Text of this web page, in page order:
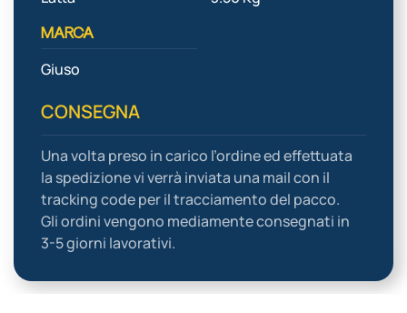
MARCA
Giuso
CONSEGNA
Una volta preso in carico l’ordine ed effettuata
la spedizione vi verrà inviata una mail con il
tracking code per il tracciamento del pacco.
Gli ordini vengono mediamente consegnati in
3-5 giorni lavorativi.